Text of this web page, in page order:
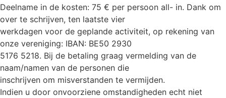
Deelname in de kosten: 75 € per persoon all- in. Dank om
over te schrijven, ten laatste vier
werkdagen voor de geplande activiteit, op rekening van
onze vereniging: IBAN: BE50 2930
5176 5218. Bij de betaling graag vermelding van de
naam/namen van de personen die
inschrijven om misverstanden te vermijden.
Indien u door onvoorziene omstandigheden echt niet